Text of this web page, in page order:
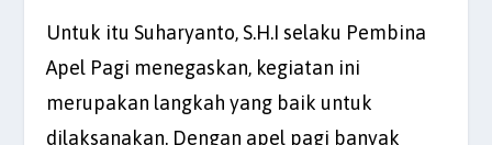
Untuk itu Suharyanto, S.H.I selaku Pembina
Apel Pagi menegaskan, kegiatan ini
merupakan langkah yang baik untuk
dilaksanakan. Dengan apel pagi banyak